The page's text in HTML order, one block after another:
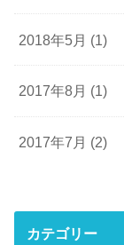
2018年5月 (1)
2017年8月 (1)
2017年7月 (2)
カテゴリー